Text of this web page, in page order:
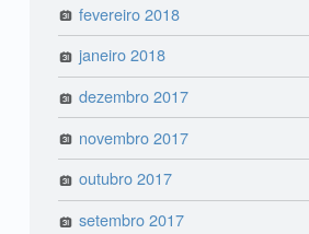
fevereiro 2018
janeiro 2018
dezembro 2017
novembro 2017
outubro 2017
setembro 2017